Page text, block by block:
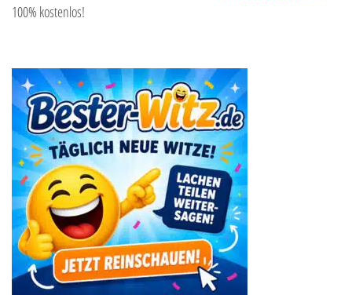
100% kostenlos!